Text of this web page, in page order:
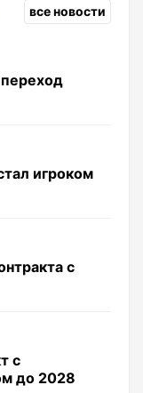
все новости
игроком
с
с
до 2028